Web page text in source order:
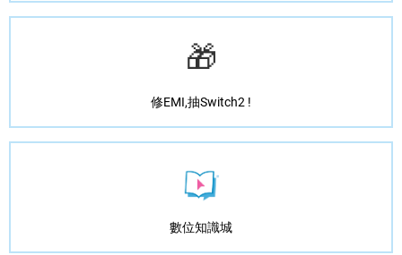
🎁
修EMI,抽Switch2 !
數位知識城